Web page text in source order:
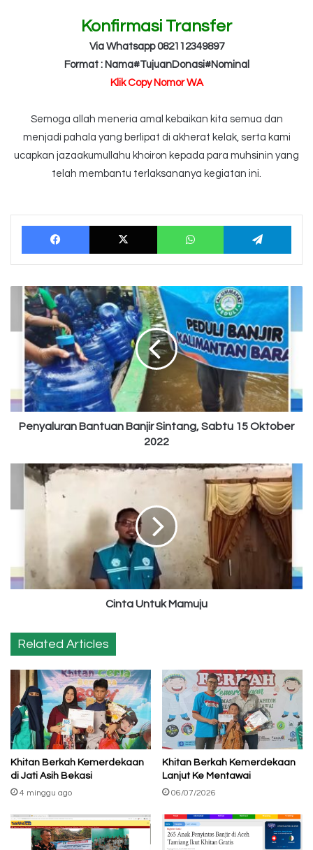
Konfirmasi Transfer
Via Whatsapp 082112349897
Format : Nama#TujuanDonasi#Nominal
Klik Copy Nomor WA
Semoga allah meneria amal kebaikan kita semua dan
menjadi pahala yang berlipat di akherat kelak, serta kami
ucapkan jazaakumullahu khoiron kepada para muhsinin yang
telah membantu terlaksananya kegiatan ini.
Facebook X WhatsApp
Penyaluran
Bantuan
Banjir
Sintang,
Sabtu
Oktober
2022
Penyaluran Bantuan Banjir Sintang, Sabtu 15 Oktober
2022
Cinta
Untuk
Cinta Untuk Mamuju
Related Articles
Khitan Berkah Kemerdekaan
di Jati Asih Bekasi
4 minggu ago
Khitan Berkah Kemerdekaan
Lanjut Ke Mentawai
06/07/2026